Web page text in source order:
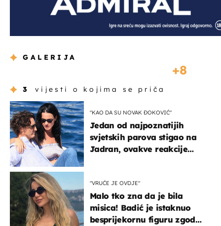
GALERIJA
8
3 vijesti o kojima se priča
"KAO DA SU NOVAK ĐOKOVIĆ"
Jedan od najpoznatijih
svjetskih parova stigao na
Jadran, ovakve reakcije
"VRUĆE JE OVDJE"
Malo tko zna da je bila
misica! Badić je istaknuo
besprijekornu figuru zgodne